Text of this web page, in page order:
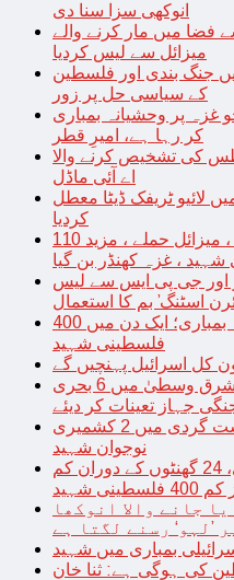
انوکھی سزا سنا دی
فضا میں مار کرنے والے
میزائل سے لیس کردیا
جنگ بندی اور فلسطین
کے سیاسی حل پر زور
غزہ پر وحشیانہ بمباری
کر رہا ہے، امیرِ قطر
ذیا بیطس کی تشخیص کرنے والا
اے آئی ماڈل
لائیو ٹریفک ڈیٹا معطل
کردیا
اسرائیل کی رات بھر بمباری ، میزائل حملے ، مزید 110
، غزہ کھنڈر بن گیا
اور جی پی ایس سے لیس
اسٹنگ’ بم کا استعمال
غزہ پر اسرائیل کی وحشیانہ بمباری؛ ایک دن میں 400
فلسطینی شہید
کل اسرائیل پہنچیں گے
اسرائیل حماس کشیدگی چین نے مشرق وسطیٰ میں 6 بحری
جہاز تعینات کر دیئے
بھارتی فوج کی ریاستی دہشت گردی میں 2 کشمیری
نوجوان شہید
اسرائیل کی غزہ پر جارحیت جاری، 24 گھنٹوں کے دوران کم
400 فلسطینی شہید
جانے والا انوکھا
’لہو‘ رسنے لگتا ہے
بمباری میں شہید
کی ہوگی ہے: ثنا خان